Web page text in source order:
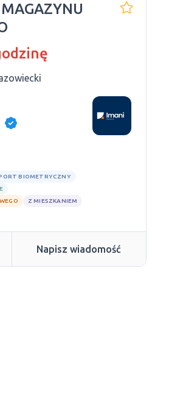
BIOMETRYCZNY
Z MIESZKANIEM
Napisz wiadomość